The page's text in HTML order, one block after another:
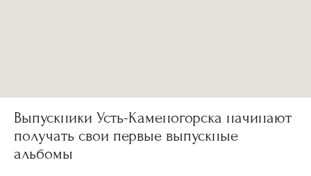
Выпускники Усть-Каменогорска начинают
получать свои первые выпускные
альбомы